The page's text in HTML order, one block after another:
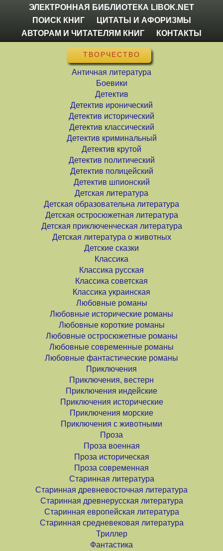
ЭЛЕКТРОННАЯ БИБЛИОТЕКА LIBOK.NET
ПОИСК КНИГ
ЦИТАТЫ И АФОРИЗМЫ
АВТОРАМ И ЧИТАТЕЛЯМ КНИГ
КОНТАКТЫ
ТВОРЧЕСТВО
Античная литература
Боевики
Детектив
Детектив иронический
Детектив исторический
Детектив классический
Детектив криминальный
Детектив крутой
Детектив политический
Детектив полицейский
Детектив шпионский
Детская литература
Детская образовательна литература
Детская остросюжетная литература
Детская приключенческая литература
Детская литература о животных
Детские сказки
Классика
Классика русская
Классика советская
Классика украинская
Любовные романы
Любовные исторические романы
Любовные короткие романы
Любовные остросюжетные романы
Любовные современные романы
Любовные фантастические романы
Приключения
Приключения, вестерн
Приключения индейские
Приключения исторические
Приключения морские
Приключения с животными
Проза
Проза военная
Проза историческая
Проза современная
Старинная литература
Старинная древневосточная литература
Старинная древнерусская литература
Старинная европейская литература
Старинная средневековая литература
Триллер
Фантастика